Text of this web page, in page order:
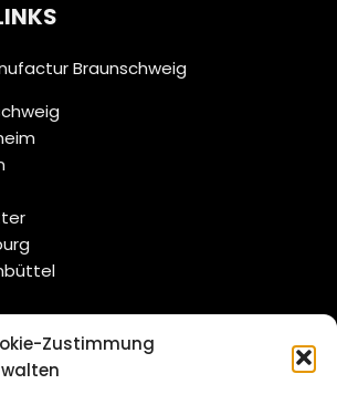
Zustimmung
Braunschweig